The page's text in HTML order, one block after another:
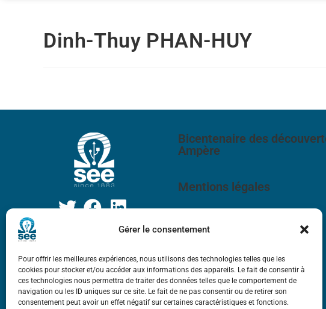
Gérer le consentement
Pour offrir les meilleures expériences, nous utilisons des technologies telles que les
cookies pour stocker et/ou accéder aux informations des appareils. Le fait de consentir à
ces technologies nous permettra de traiter des données telles que le comportement de
navigation ou les ID uniques sur ce site. Le fait de ne pas consentir ou de retirer son
consentement peut avoir un effet négatif sur certaines caractéristiques et fonctions.
Dinh-Thuy PHAN-HUY
Bicentenaire des
Ampère
Mentions légales